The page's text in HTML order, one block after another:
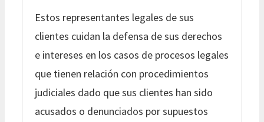
Estos representantes legales de sus
clientes cuidan la defensa de sus derechos
e intereses en los casos de procesos legales
que tienen relación con procedimientos
judiciales dado que sus clientes han sido
acusados o denunciados por supuestos